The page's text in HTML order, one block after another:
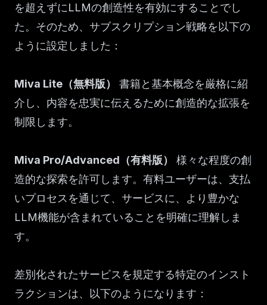
を超えずにLLMの創造性を有効にすることでし
た。そのため、サブスクリプション戦略を以下の
ように設定しました：
Miva Lite（無料版）
書籍と基本概念を厳格に紹
介し、内容を忠実に伝えるために創造的な拡張を
制限します。
Miva Pro/Advanced（有料版）
様々な程度の創
造的な探索を許可します。有料ユーザーは、支払
いプロセスを通じて、サービスに、より豊かな
LLM機能が含まれていることを明確に理解しま
す。
差別化されたサービスを規定する特定のインスト
ラクションは、以下のようになります：